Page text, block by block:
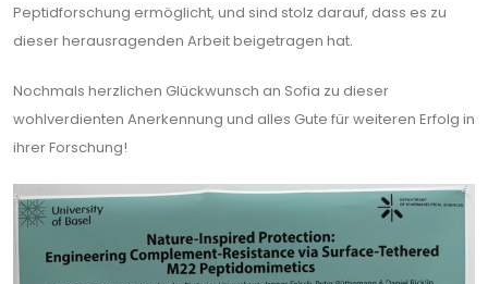
Peptidforschung ermöglicht, und sind stolz darauf, dass es zu
dieser herausragenden Arbeit beigetragen hat.
Nochmals herzlichen Glückwunsch an Sofia zu dieser
wohlverdienten Anerkennung und alles Gute für weiteren Erfolg in
ihrer Forschung!